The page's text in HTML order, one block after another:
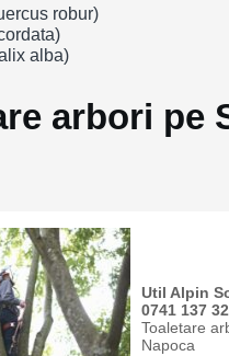
robur)
alba)
arbori pe
Util Alpin
0741 137
Toaletare
Napoca